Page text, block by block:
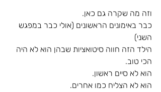
וזה מה שקרה גם כאן.
כבר באימונים הראשונים (אולי כבר במפגש
השני)
הילד הזה חווה סיטואציות שבהן הוא לא היה
הכי טוב.
הוא לא סיים ראשון.
הוא לא הצליח כמו אחרים.